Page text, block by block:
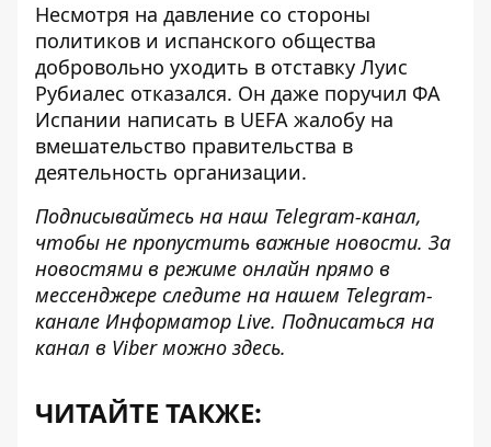
Несмотря на давление со стороны
политиков и испанского общества
добровольно уходить в отставку Луис
Рубиалес отказался. Он даже поручил ФА
Испании написать в UEFA жалобу на
вмешательство правительства в
деятельность организации.
Подписывайтесь на наш Telegram-канал,
чтобы не пропустить важные новости. За
новостями в режиме онлайн прямо в
мессенджере следите на нашем Telegram-
канале Информатор Live. Подписаться на
канал в Viber можно здесь.
ЧИТАЙТЕ ТАКЖЕ: